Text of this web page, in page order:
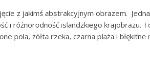
z jakimś abstrakcyjnym obrazem.
i różnorodność islandzkiego krajobrazu.
pola, żółta rzeka, czarna plaża i